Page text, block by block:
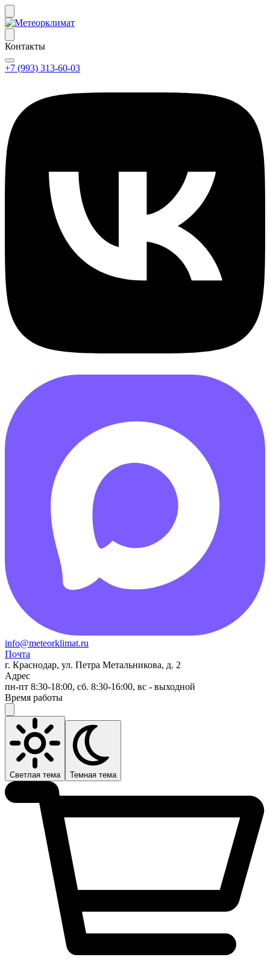
Контакты
+7 (993) 313-60-03
info@meteorklimat.ru
Почта
г. Краснодар, ул. Петра Метальникова, д. 2
Адрес
пн-пт 8:30-18:00, сб. 8:30-16:00, вс - выходной
Время работы
Светлая тема Темная тема